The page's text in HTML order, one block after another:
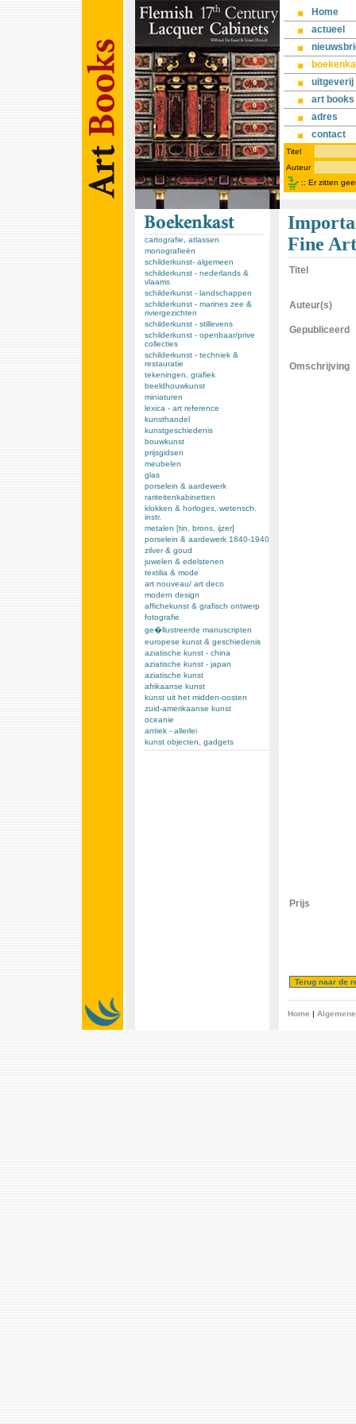
Home
actueel
uitgeverij
art books
adres
contact
Titel
Auteur
:: Er zitten
cartografie, atlassen
monografieën
schilderkunst- algemeen
schilderkunst - nederlands &
vlaams
schilderkunst - landschappen
schilderkunst - marines zee &
riviergezichten
schilderkunst - stillevens
schilderkunst - openbaar/prive
collecties
schilderkunst - techniek &
restauratie
tekeningen, grafiek
beeldhouwkunst
miniaturen
lexica - art reference
kunsthandel
kunstgeschiedenis
bouwkunst
prijsgidsen
meubelen
glas
porselein & aardewerk
rariteitenkabinetten
klokken & horloges, wetensch.
instr.
metalen [tin, brons, ijzer]
porselein & aardewerk 1840-1940
zilver & goud
juwelen & edelstenen
textilia & mode
art nouveau/ art deco
modern design
affichekunst & grafisch ontwerp
fotografie
ge�llustreerde manuscripten
europese kunst & geschiedenis
aziatische kunst - china
aziatische kunst - japan
aziatische kunst
afrikaanse kunst
kunst uit het midden-oosten
zuid-amerikaanse kunst
oceanie
antiek - allerlei
kunst objecten, gadgets
Fine
Titel
Auteur(s)
Gepubliceerd
Omschrijving
Prijs
Home |